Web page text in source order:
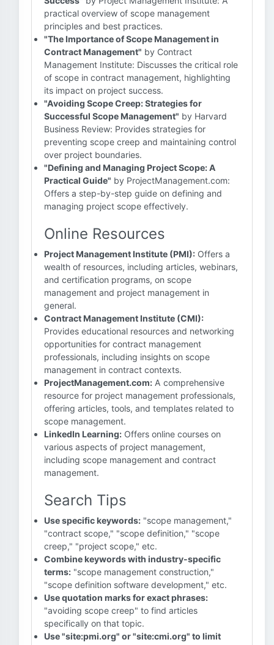
practical overview of scope management
principles and best practices.
"The Importance of Scope Management in
Contract Management" by Contract
Management Institute: Discusses the critical role
of scope in contract management, highlighting
its impact on project success.
"Avoiding Scope Creep: Strategies for
Successful Scope Management" by Harvard
Business Review: Provides strategies for
preventing scope creep and maintaining control
over project boundaries.
"Defining and Managing Project Scope: A
Practical Guide" by ProjectManagement.com:
Offers a step-by-step guide on defining and
managing project scope effectively.
Online Resources
Project Management Institute (PMI): Offers a
wealth of resources, including articles, webinars,
and certification programs, on scope
management and project management in
general.
Contract Management Institute (CMI):
Provides educational resources and networking
opportunities for contract management
professionals, including insights on scope
management in contract contexts.
ProjectManagement.com: A comprehensive
resource for project management professionals,
offering articles, tools, and templates related to
scope management.
LinkedIn Learning: Offers online courses on
various aspects of project management,
including scope management and contract
management.
Search Tips
Use specific keywords: "scope management,"
"contract scope," "scope definition," "scope
creep," "project scope," etc.
Combine keywords with industry-specific
terms: "scope management construction,"
"scope definition software development," etc.
Use quotation marks for exact phrases:
"avoiding scope creep" to find articles
specifically on that topic.
Use "site:pmi.org" or "site:cmi.org" to limit